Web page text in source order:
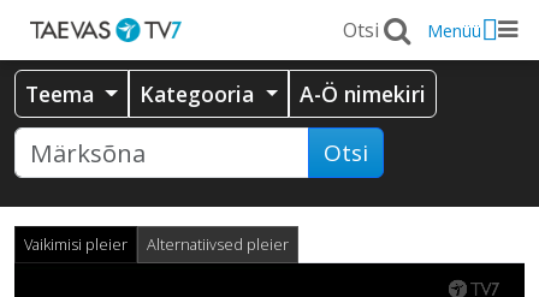
Menüü
Teema Kategooria A-Ö nimekiri
Otsi
Vaikimisi pleier Alternatiivsed pleier